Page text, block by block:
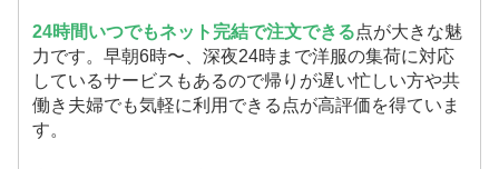
24時間いつでもネット完結で注文できる点が大きな魅
力です。早朝6時〜、深夜24時まで洋服の集荷に対応
しているサービスもあるので帰りが遅い忙しい方や共
働き夫婦でも気軽に利用できる点が高評価を得ていま
す。